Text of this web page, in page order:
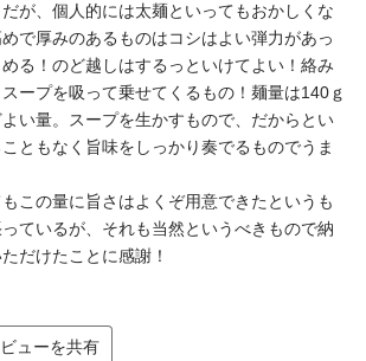
が、個人的には太麺といってもおかしくな
で厚みのあるものはコシはよい弾力があっ
る！のど越しはするっといけてよい！絡み
ープを吸って乗せてくるもの！麺量は140ｇ
い量。スープを生かすもので、だからとい
ともなく旨味をしっかり奏でるものでうま
この量に旨さはよくぞ用意できたというも
ているが、それも当然というべきもので納
だけたことに感謝！
ューを共有